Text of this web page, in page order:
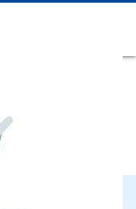
城游戏